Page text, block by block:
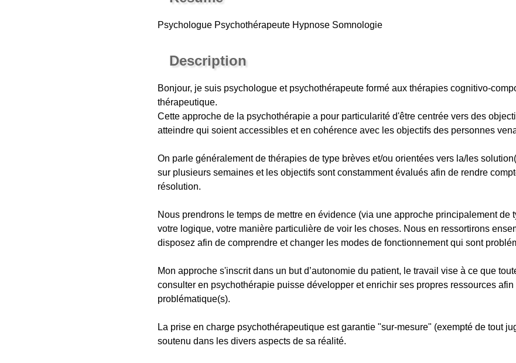
Psychologue Psychothérapeute Hypnose Somnologie
Description
Bonjour, je suis psychologue et psychothérapeute formé aux thérapies cognitivo-
thérapeutique.
Cette approche de la psychothérapie a pour particularité d'être centrée vers des
atteindre qui soient accessibles et en cohérence avec les objectifs des personnes
On parle généralement de thérapies de type brèves et/ou orientées vers la/les
sur plusieurs semaines et les objectifs sont constamment évalués afin de rendre
résolution.
Nous prendrons le temps de mettre en évidence (via une approche principalement de
votre logique, votre manière particulière de voir les choses. Nous en ressortirons
disposez afin de comprendre et changer les modes de fonctionnement qui sont
Mon approche s'inscrit dans un but d’autonomie du patient, le travail vise à ce que
consulter en psychothérapie puisse développer et enrichir ses propres ressources
problématique(s).
La prise en charge psychothérapeutique est garantie "sur-mesure" (exempté de tout
soutenu dans les divers aspects de sa réalité.